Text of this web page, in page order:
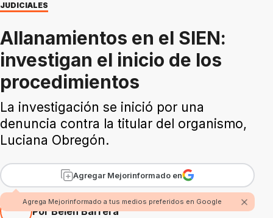
JUDICIALES
Allanamientos en el SIEN:
investigan el inicio de los
procedimientos
La investigación se inició por una
denuncia contra la titular del organismo,
Luciana Obregón.
Agregar Mejorinformado en
Agrega Mejorinformado a tus medios preferidos en Google
Por Belén Barrera